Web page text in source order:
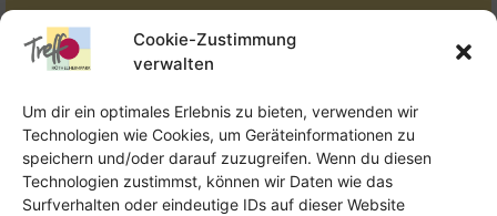
Cookie-Zustimmung
verwalten
Um dir ein optimales Erlebnis zu bieten, verwenden wir
Technologien wie Cookies, um Geräteinformationen zu
speichern und/oder darauf zuzugreifen. Wenn du diesen
Technologien zustimmst, können wir Daten wie das
Surfverhalten oder eindeutige IDs auf dieser Website
Tel.:Telefon: 09131-610749
E-Mail:oka@treffpunkt-roethelheimpark.de
Offene Jugendarbeit - Easthouse